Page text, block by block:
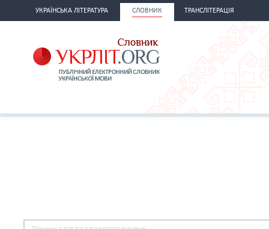
УКРАЇНСЬКА ЛІТЕРАТУРА СЛОВНИК ТРАНСЛІТЕРАЦІЯ